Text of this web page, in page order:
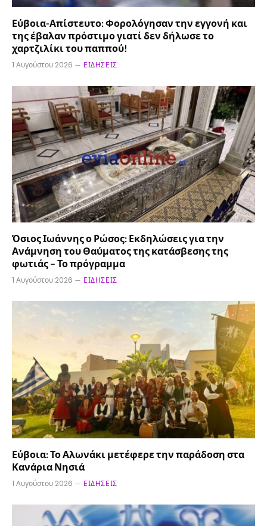
Εύβοια-Απίστευτο: Φορολόγησαν την εγγονή και
της έβαλαν πρόστιμο γιατί δεν δήλωσε το
χαρτζιλίκι του παππού!
1 Αυγούστου 2026 ΕΙΔΉΣΕΙΣ
Όσιος Ιωάννης ο Ρώσος: Εκδηλώσεις για την
Ανάμνηση του Θαύματος της κατάσβεσης της
φωτιάς – Το πρόγραμμα
1 Αυγούστου 2026 ΕΙΔΉΣΕΙΣ
Εύβοια: Το Αλωνάκι μετέφερε την παράδοση στα
Κανάρια Νησιά
1 Αυγούστου 2026 ΕΙΔΉΣΕΙΣ